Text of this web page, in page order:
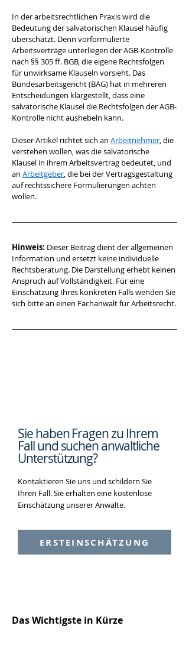
In der arbeitsrechtlichen Praxis wird die
Bedeutung der salvatorischen Klausel häufig
überschätzt. Denn vorformulierte
Arbeitsverträge unterliegen der AGB-Kontrolle
nach §§ 305 ff. BGB, die eigene Rechtsfolgen
für unwirksame Klauseln vorsieht. Das
Bundesarbeitsgericht (BAG) hat in mehreren
Entscheidungen klargestellt, dass eine
salvatorische Klausel die Rechtsfolgen der AGB-
Kontrolle nicht aushebeln kann.
Dieser Artikel richtet sich an Arbeitnehmer, die
verstehen wollen, was die salvatorische
Klausel in ihrem Arbeitsvertrag bedeutet, und
an Arbeitgeber, die bei der Vertragsgestaltung
auf rechtssichere Formulierungen achten
wollen.
Hinweis: Dieser Beitrag dient der allgemeinen
Information und ersetzt keine individuelle
Rechtsberatung. Die Darstellung erhebt keinen
Anspruch auf Vollständigkeit. Für eine
Einschätzung Ihres konkreten Falls wenden Sie
sich bitte an einen Fachanwalt für Arbeitsrecht.
Sie haben Fragen zu Ihrem
Fall und suchenanwaltliche
Unterstützung?
Kontaktieren Sie uns und schildern Sie
Ihren Fall. Sie erhalten eine kostenlose
Einschätzung unserer Anwälte.
ERSTEINSCHÄTZUNG
Das Wichtigste in Kürze